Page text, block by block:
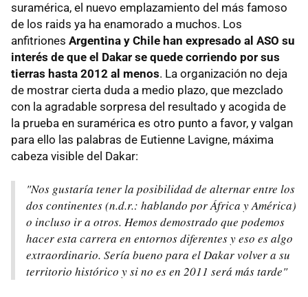
suramérica, el nuevo emplazamiento del más famoso
de los raids ya ha enamorado a muchos. Los
anfitriones Argentina y Chile han expresado al ASO su
interés de que el Dakar se quede corriendo por sus
tierras hasta 2012 al menos. La organización no deja
de mostrar cierta duda a medio plazo, que mezclado
con la agradable sorpresa del resultado y acogida de
la prueba en suramérica es otro punto a favor, y valgan
para ello las palabras de Eutienne Lavigne, máxima
cabeza visible del Dakar:
"Nos gustaría tener la posibilidad de alternar entre los
dos continentes(n.d.r.: hablando por África y América)
o incluso ir a otros. Hemos demostrado que podemos
hacer esta carrera en entornos diferentes y eso es algo
extraordinario. Sería bueno para el Dakar volver a su
territorio histórico y si no es en 2011 será más tarde"